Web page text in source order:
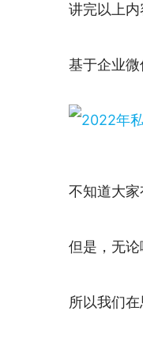
讲完以上
基于企业
不知道大
但是，无论
所以我们